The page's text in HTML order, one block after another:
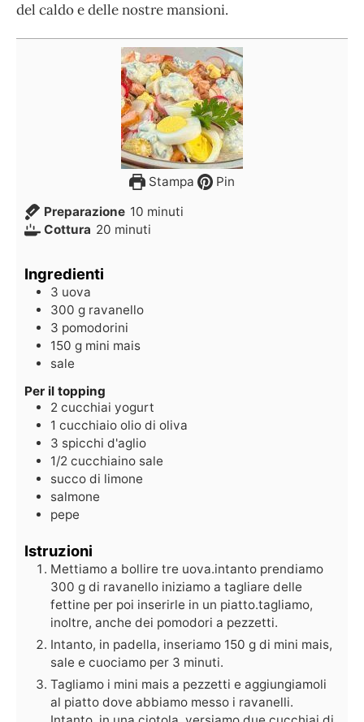
del caldo e delle nostre mansioni.
Stampa
Pin
Preparazione 10 minuti
Cottura 20 minuti
Ingredienti
3 uova
300 g ravanello
3 pomodorini
150 g mini mais
sale
Per il topping
2 cucchiai yogurt
1 cucchiaio olio di oliva
3 spicchi d'aglio
1/2 cucchiaino sale
succo di limone
salmone
pepe
Istruzioni
Mettiamo a bollire tre uova.intanto prendiamo
300 g di ravanello iniziamo a tagliare delle
fettine per poi inserirle in un piatto.tagliamo,
inoltre, anche dei pomodori a pezzetti.
Intanto, in padella, inseriamo 150 g di mini mais,
sale e cuociamo per 3 minuti.
Tagliamo i mini mais a pezzetti e aggiungiamoli
al piatto dove abbiamo messo i ravanelli.